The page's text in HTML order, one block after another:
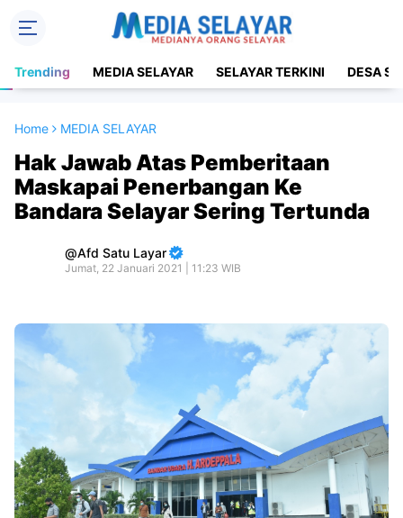
Trending MEDIA SELAYAR SELAYAR TERKINI DESA
Home MEDIA SELAYAR
Hak Jawab Atas Pemberitaan
Maskapai Penerbangan Ke
Bandara Selayar Sering Tertunda
Afd Satu Layar
Jumat, 22 Januari 2021 | 11:23 WIB